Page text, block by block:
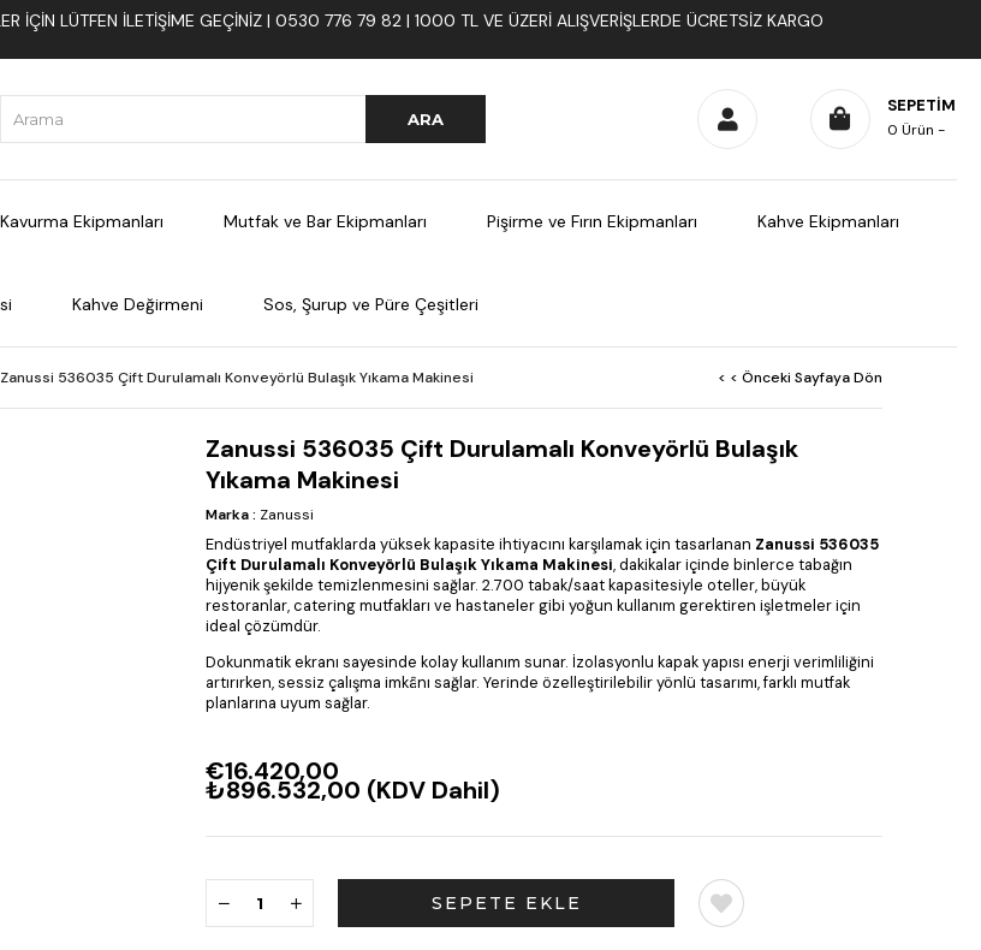
İÇIN LÜTFEN ILETIŞIME GEÇINIZ | 0530 776 79 82 | 1000 TL VE ÜZERI ALIŞVERIŞLERDE ÜCRETSIZ KARGO
SEPETIM
0 Ürün
Ekipmanları Mutfak ve Bar Ekipmanları Pişirme ve Fırın Ekipmanları Kahve Ekipmanları
Kahve Değirmeni Sos, Şurup ve Püre Çeşitleri
Zanussi 536035 Çift Durulamalı Konveyörlü Bulaşık Yıkama Makinesi < < Önceki Sayfaya Dön
Zanussi 536035 Çift Durulamalı Konveyörlü Bulaşık
Yıkama Makinesi
Marka: Zanussi
Endüstriyel mutfaklarda yüksek kapasite ihtiyacını karşılamak için tasarlanan Zanussi 536035
Çift Durulamalı Konveyörlü Bulaşık Yıkama Makinesi, dakikalar içinde binlerce tabağın
hijyenik şekilde temizlenmesini sağlar. 2.700 tabak/saat kapasitesiyle oteller, büyük
restoranlar, catering mutfakları ve hastaneler gibi yoğun kullanım gerektiren işletmeler için
ideal çözümdür.
Dokunmatik ekranı sayesinde kolay kullanım sunar. İzolasyonlu kapak yapısı enerji verimliliğini
artırırken, sessiz çalışma imkânı sağlar. Yerinde özelleştirilebilir yönlü tasarımı, farklı mutfak
planlarına uyum sağlar.
€16.420,00
₺896.532,00 (KDV Dahil)